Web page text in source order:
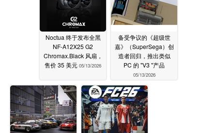
Noctua 终于发布全黑
NF-A12X25 G2
Chromax.Black 风扇，
售价 35 美元 05/13/2026
备受争议的《超级世
嘉》（SuperSega）创
造者回归，推出类似
PC 的 "V3 "产品
05/13/2026